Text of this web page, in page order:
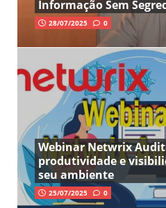
Informação Sem
28/07/2025 0
Webinar Netwrix
produtividade e
seu ambiente
25/07/2025 0